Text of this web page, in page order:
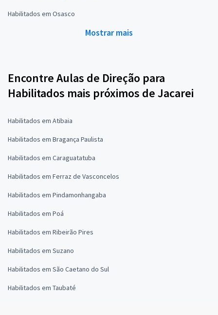
Habilitados em Osasco
Mostrar mais
Encontre Aulas de Direção para
Habilitados mais próximos de Jacarei
Habilitados em Atibaia
Habilitados em Bragança Paulista
Habilitados em Caraguatatuba
Habilitados em Ferraz de Vasconcelos
Habilitados em Pindamonhangaba
Habilitados em Poá
Habilitados em Ribeirão Pires
Habilitados em Suzano
Habilitados em São Caetano do Sul
Habilitados em Taubaté